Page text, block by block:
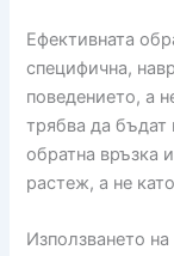
Ефективната
специфична,
поведението, а
трябва да бъдат
обратна връзка
растеж, а не
Използването